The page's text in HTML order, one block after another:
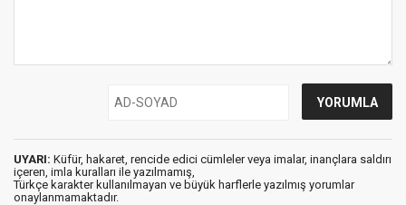
UYARI: Küfür, hakaret, rencide edici cümleler veya imalar, inançlara saldırı
içeren, imla kuralları ile yazılmamış,
Türkçe karakter kullanılmayan ve büyük harflerle yazılmış yorumlar
onaylanmamaktadır.